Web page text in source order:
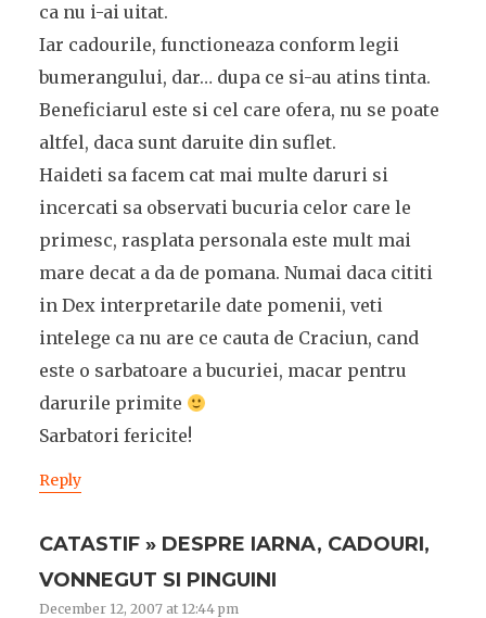
ca nu i-ai uitat.
Iar cadourile, functioneaza conform legii
bumerangului, dar… dupa ce si-au atins tinta.
Beneficiarul este si cel care ofera, nu se poate
altfel, daca sunt daruite din suflet.
Haideti sa facem cat mai multe daruri si
incercati sa observati bucuria celor care le
primesc, rasplata personala este mult mai
mare decat a da de pomana. Numai daca cititi
in Dex interpretarile date pomenii, veti
intelege ca nu are ce cauta de Craciun, cand
este o sarbatoare a bucuriei, macar pentru
darurile primite
Sarbatori fericite!
Reply
CATASTIF » DESPRE IARNA, CADOURI,
VONNEGUT SI PINGUINI
December 12, 2007 at 12:44 pm